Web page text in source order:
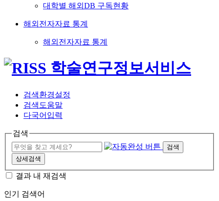
대학별 해외DB 구독현황
해외전자자료 통계
해외전자자료 통계
검색환경설정
검색도움말
다국어입력
검색
검색
상세검색
결과 내 재검색
인기 검색어